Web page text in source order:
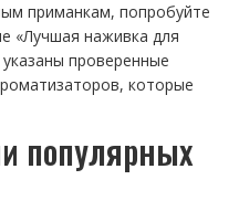
приманкам, попробуйте
«Лучшая наживка для
проверенные
которые
популярных